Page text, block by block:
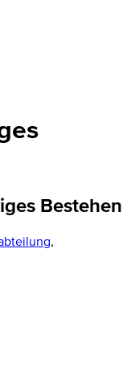
Bestehen
,